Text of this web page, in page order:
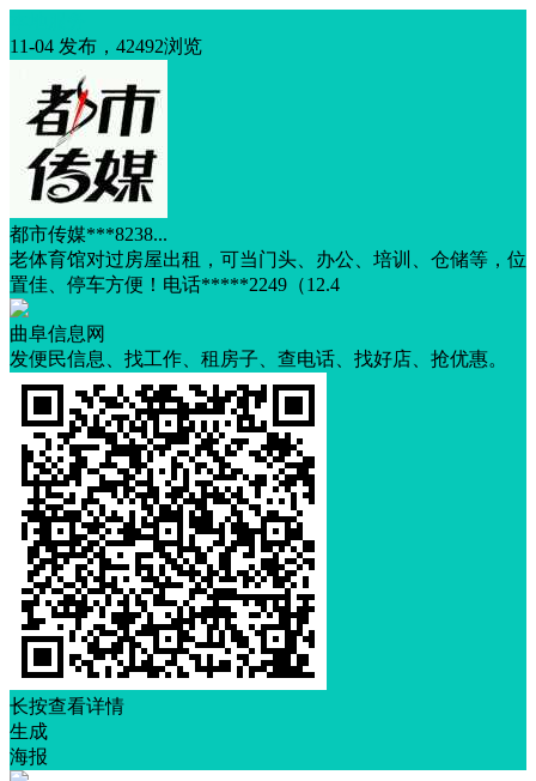
11-04 发布，42492浏览
都市传媒***8238...
老体育馆对过房屋出租，可当门头、办公、培训、仓储等，位
置佳、停车方便！电话*****2249（12.4
曲阜信息网
发便民信息、找工作、租房子、查电话、找好店、抢优惠。
长按查看详情
生成
海报